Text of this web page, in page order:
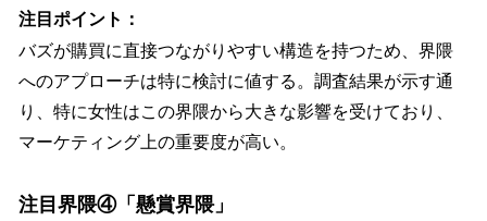
注目ポイント：
バズが購買に直接つながりやすい構造を持つため、界隈
へのアプローチは特に検討に値する。調査結果が示す通
り、特に女性はこの界隈から大きな影響を受けており、
マーケティング上の重要度が高い。
注目界隈④「懸賞界隈」